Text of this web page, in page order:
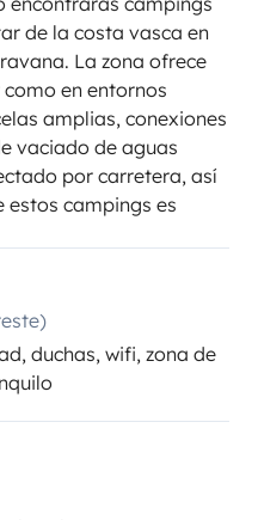
de la costa vasca en
La zona ofrece
en entornos
amplias, conexiones
vaciado de aguas
por carretera, así
estos campings es
duchas, wifi, zona de